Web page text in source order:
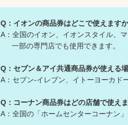
Q：イオンの商品券はどこで使えます
A：全国のイオン、イオンスタイル、
一部の専門店でも使用できます。
Q：セブン＆アイ共通商品券が使える
A：セブン-イレブン、イトーヨーカド
Q：コーナン商品券はどの店舗で使え
A：全国の「ホームセンターコーナン